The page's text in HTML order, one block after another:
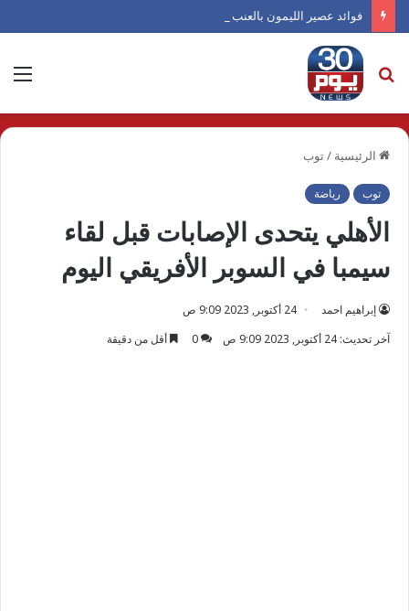
فوائد عصير الليمون بالعنب الأحمر والزنجبيل صيفًا
بحث
عن
الرئيسية /توب
توب رياضة
الأهلي يتحدى الإصابات قبل لقاء
سيمبا في السوبر الأفريقي اليوم
إبراهيم احمد
24 أكتوبر, 2023 9:09 ص
آخر تحديث: 24 أكتوبر, 2023 9:09 ص
0 أقل من دقيقة